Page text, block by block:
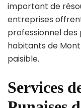
important de
entreprises
professionnel des
habitants de
paisible.
Services